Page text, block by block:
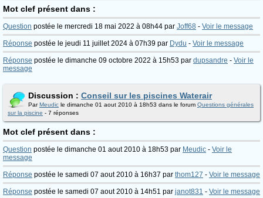
Mot clef présent dans :
Question postée le mercredi 18 mai 2022 à 08h44 par Joff68 - Voir le message
Réponse postée le jeudi 11 juillet 2024 à 07h39 par Dydu - Voir le message
Réponse postée le dimanche 09 octobre 2022 à 15h53 par dupsandre - Voir le
message
Discussion : Conseil sur les piscines Waterair
ParMeudic le dimanche 01 aout 2010 à 18h53 dans le forum Questions générales
sur la piscine - 7 réponses
Mot clef présent dans :
Question postée le dimanche 01 aout 2010 à 18h53 par Meudic - Voir le
message
Réponse postée le samedi 07 aout 2010 à 16h37 par thom127 - Voir le message
Réponse postée le samedi 07 aout 2010 à 14h51 par janot831 - Voir le message